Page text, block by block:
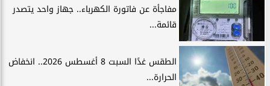
مفاجأة عن فاتورة الكهرباء.. جهاز واحد يتصدر
قائمة...
الطقس غدًا السبت 8 أغسطس 2026.. انخفاض
الحرارة...